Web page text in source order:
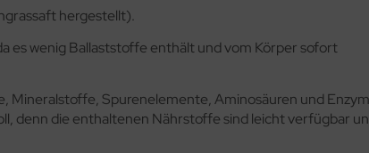
hergestellt).
es wenig Ballaststoffe enthält und vom Körper sofort
Mineralstoffe, Spurenelemente, Aminosäuren und
denn die enthaltenen Nährstoffe sind leicht verfügbar